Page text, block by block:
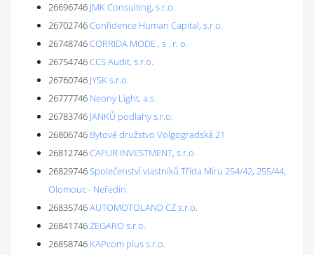
26696746 JMK Consulting, s.r.o.
26702746Confidence Human Capital, s.r.o.
26748746CORRIDA MODE , s . r. o.
26754746CCS Audit, s.r.o.
26760746 JYSK s.r.o.
26777746 Neony Light, a.s.
26783746 JANKŮ podlahy s.r.o.
26806746 Bytové družstvo Volgogradská 21
26812746CAFUR INVESTMENT, s.r.o.
26829746Společenství vlastníků Třída Míru 254/42, 255/44,
Olomouc - Neředín
26835746AUTOMOTOLAND CZ s.r.o.
26841746ZEGARO s.r.o.
26858746 KAPcom plus s.r.o.